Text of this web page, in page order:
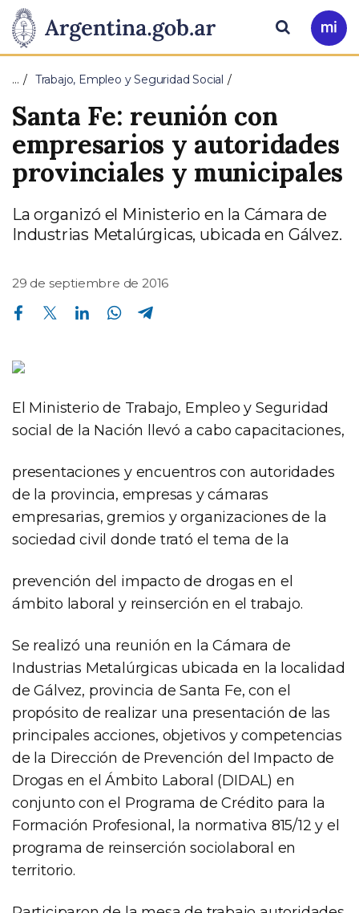
Presidencia
de
la
Nación
Pasar al contenido principal
Ir
a
Buscar
… Trabajo, Empleo y Seguridad Social
Santa Fe: reunión con
empresarios y autoridades
provinciales y municipales
La organizó el Ministerio en la Cámara de
Industrias Metalúrgicas, ubicada en Gálvez.
29 de septiembre de 2016
Compartir en Facebook Compartir en Twitter Compartir en Linkedin Compartir en Whatsapp
El Ministerio de Trabajo, Empleo y Seguridad
social de la Nación llevó a cabo capacitaciones,
presentaciones y encuentros con autoridades
de la provincia, empresas y cámaras
empresarias, gremios y organizaciones de la
sociedad civil donde trató el tema de la
prevención del impacto de drogas en el
ámbito laboral y reinserción en el trabajo.
Se realizó una reunión en la Cámara de
Industrias Metalúrgicas ubicada en la localidad
de Gálvez, provincia de Santa Fe, con el
propósito de realizar una presentación de las
principales acciones, objetivos y competencias
de la Dirección de Prevención del Impacto de
Drogas en el Ámbito Laboral (DIDAL) en
conjunto con el Programa de Crédito para la
Formación Profesional, la normativa 815/12 y el
programa de reinserción sociolaboral en
territorio.